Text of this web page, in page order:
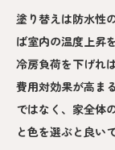
塗り替えは防水性
ば室内の温度上昇
冷房負荷を下げれ
費用対効果が高ま
ではなく、家全体
と色を選ぶと良い